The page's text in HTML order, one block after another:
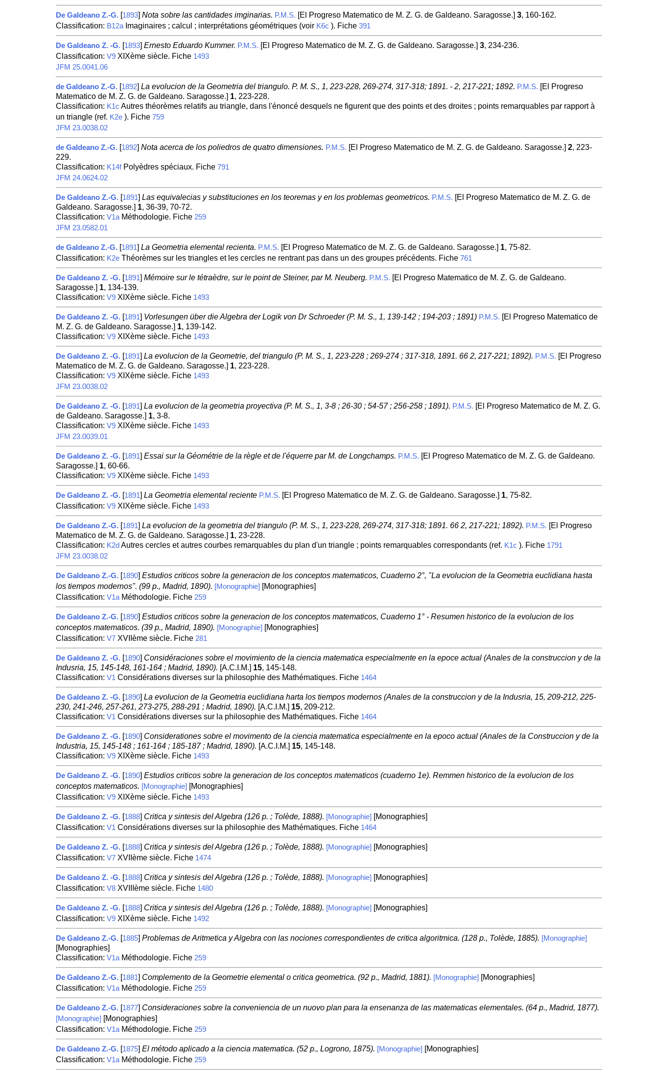
De Galdeano Z.-G. [1893] Nota sobre las cantidades imginarias. P.M.S. [El Progreso Matematico de M. Z. G. de Galdeano. Saragosse.] 3, 160-162.
Classification: B12aImaginaires ; calcul ; interprétations géométriques (voir K6c ). Fiche 391
De Galdeano Z. -G. [1893] Ernesto Eduardo Kummer. P.M.S. [El Progreso Matematico de M. Z. G. de Galdeano. Saragosse.] 3, 234-236.
Classification: V9XIXème siècle. Fiche 1493
JFM 25.0041.06
de Galdeano Z.-G. [1892] La evolucion de la Geometria del triangulo. P. M. S., 1, 223-228, 269-274, 317-318; 1891. - 2, 217-221; 1892. P.M.S. [El Progreso
Matematico de M. Z. G. de Galdeano. Saragosse.] 1, 223-228.
Classification: K1c Autres théorèmes relatifs au triangle, dans l'énoncé desquels ne figurent que des points et des droites ; points remarquables par rapport à
un triangle (ref. K2e). Fiche 759
JFM 23.0038.02
de Galdeano Z.-G. [1892] Nota acerca de los poliedros de quatro dimensiones. P.M.S. [El Progreso Matematico de M. Z. G. de Galdeano. Saragosse.] 2, 223-
229.
Classification: K14fPolyèdres spéciaux. Fiche 791
JFM 24.0624.02
De Galdeano Z.-G. [1891] Las equivalecias y substituciones en los teoremas y en los problemas geometricos. P.M.S. [El Progreso Matematico de M. Z. G. de
Galdeano. Saragosse.] 1, 36-39, 70-72.
Classification: V1aMéthodologie. Fiche 259
JFM 23.0582.01
de Galdeano Z.-G. [1891] La Geometria elemental recienta. P.M.S. [El Progreso Matematico de M. Z. G. de Galdeano. Saragosse.] 1, 75-82.
Classification: K2eThéorèmes sur les triangles et les cercles ne rentrant pas dans un des groupes précédents. Fiche 761
De Galdeano Z. -G. [1891] Mémoire sur le tétraèdre, sur le point de Steiner, par M. Neuberg. P.M.S. [El Progreso Matematico de M. Z. G. de Galdeano.
Saragosse.] 1, 134-139.
Classification: V9XIXème siècle. Fiche 1493
De Galdeano Z. -G. [1891] Vorlesungen über die Algebra der Logik von Dr Schroeder (P. M. S., 1, 139-142 ; 194-203 ; 1891) P.M.S. [El Progreso Matematico de
M. Z. G. de Galdeano. Saragosse.] 1, 139-142.
Classification: V9XIXème siècle. Fiche 1493
De Galdeano Z. -G. [1891] La evolucion de la Geometrie, del triangulo (P. M. S., 1, 223-228 ; 269-274 ; 317-318, 1891. 66 2, 217-221; 1892). P.M.S. [El Progreso
Matematico de M. Z. G. de Galdeano. Saragosse.] 1, 223-228.
Classification: V9XIXème siècle. Fiche 1493
JFM 23.0038.02
De Galdeano Z. -G. [1891] La evolucion de la geometria proyectiva (P. M. S., 1, 3-8 ; 26-30 ; 54-57 ; 256-258 ; 1891). P.M.S. [El Progreso Matematico de M. Z. G.
de Galdeano. Saragosse.] 1, 3-8.
Classification: V9XIXème siècle. Fiche 1493
JFM 23.0039.01
De Galdeano Z. -G. [1891] Essai sur la Géométrie de la règle et de l'équerre par M. de Longchamps. P.M.S. [El Progreso Matematico de M. Z. G. de Galdeano.
Saragosse.] 1, 60-66.
Classification: V9XIXème siècle. Fiche 1493
De Galdeano Z. -G. [1891] La Geometria elemental reciente P.M.S. [El Progreso Matematico de M. Z. G. de Galdeano. Saragosse.] 1, 75-82.
Classification: V9XIXème siècle. Fiche 1493
De Galdeano Z.-G. [1891] La evolucion de la geometria del triangulo (P. M. S., 1, 223-228, 269-274, 317-318; 1891. 66 2, 217-221; 1892). P.M.S. [El Progreso
Matematico de M. Z. G. de Galdeano. Saragosse.] 1, 23-228.
Classification: K2dAutres cercles et autres courbes remarquables du plan d'un triangle ; points remarquables correspondants (ref. K1c ). Fiche 1791
JFM 23.0038.02
De Galdeano Z.-G. [1890] Estudios criticos sobre la generacion de los conceptos matematicos, Cuaderno 2°, "La evolucion de la Geometria euclidiana hasta
los tiempos modernos". (99 p., Madrid, 1890). [Monographie] [Monographies]
Classification: V1aMéthodologie. Fiche 259
De Galdeano Z.-G. [1890] Estudios criticos sobre la generacion de los conceptos matematicos, Cuaderno 1° - Resumen historico de la evolucion de los
conceptos matematicos. (39 p., Madrid, 1890). [Monographie] [Monographies]
Classification: V7XVIIème siècle. Fiche 281
De Galdeano Z. -G. [1890] Considéraciones sobre el movimiento de la ciencia matematica especialmente en la epoce actual (Anales de la construccion y de la
Indusria, 15, 145-148, 161-164 ; Madrid, 1890). [A.C.I.M.] 15, 145-148.
Classification: V1 Considérations diverses sur la philosophie des Mathématiques. Fiche 1464
De Galdeano Z. -G. [1890] La evolucion de la Geometria euclidiana harta los tiempos modernos (Anales de la construccion y de la Indusria, 15, 209-212, 225-
230, 241-246, 257-261, 273-275, 288-291 ; Madrid, 1890). [A.C.I.M.] 15, 209-212.
Classification: V1 Considérations diverses sur la philosophie des Mathématiques. Fiche 1464
De Galdeano Z. -G. [1890] Considerationes sobre el movimento de la ciencia matematica especialmente en la epoco actual (Anales de la Construccion y de la
Industria, 15, 145-148 ; 161-164 ; 185-187 ; Madrid, 1890). [A.C.I.M.] 15, 145-148.
Classification: V9XIXème siècle. Fiche 1493
De Galdeano Z. -G. [1890] Estudios criticos sobre la generacion de los conceptos matematicos (cuaderno 1e). Remmen historico de la evolucion de los
conceptos matematicos. [Monographie] [Monographies]
Classification: V9XIXème siècle. Fiche 1493
De Galdeano Z. -G. [1888] Critica y sintesis del Algebra (126 p. ; Tolède, 1888). [Monographie] [Monographies]
Classification: V1 Considérations diverses sur la philosophie des Mathématiques. Fiche 1464
De Galdeano Z. -G. [1888] Critica y sintesis del Algebra (126 p. ; Tolède, 1888). [Monographie] [Monographies]
Classification: V7XVIIème siècle. Fiche 1474
De Galdeano Z. -G. [1888] Critica y sintesis del Algebra (126 p. ; Tolède, 1888). [Monographie] [Monographies]
Classification: V8XVIIIème siècle. Fiche 1480
De Galdeano Z. -G. [1888] Critica y sintesis del Algebra (126 p. ; Tolède, 1888). [Monographie] [Monographies]
Classification: V9XIXème siècle. Fiche 1492
De Galdeano Z.-G. [1885] Problemas de Aritmetica y Algebra con las nociones correspondientes de critica algoritmica. (128 p., Tolède, 1885). [Monographie]
[Monographies]
Classification: V1aMéthodologie. Fiche 259
De Galdeano Z.-G. [1881] Complemento de la Geometrie elemental o critica geometrica. (92 p., Madrid, 1881). [Monographie] [Monographies]
Classification: V1aMéthodologie. Fiche 259
De Galdeano Z.-G. [1877] Consideraciones sobre la conveniencia de un nuovo plan para la ensenanza de las matematicas elementales. (64 p., Madrid, 1877).
[Monographie] [Monographies]
Classification: V1aMéthodologie. Fiche 259
De Galdeano Z.-G. [1875] El método aplicado a la ciencia matematica. (52 p., Logrono, 1875). [Monographie] [Monographies]
Classification: V1aMéthodologie. Fiche 259